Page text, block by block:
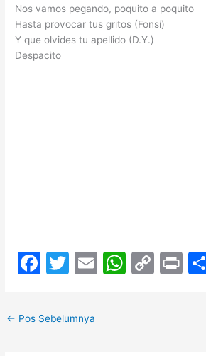
Nos vamos pegando, poquito a poquito
Hasta provocar tus gritos (Fonsi)
Y que olvides tu apellido (D.Y.)
Despacito
F
c
e
T
er
E
W C
Pr
← Pos Sebelumnya